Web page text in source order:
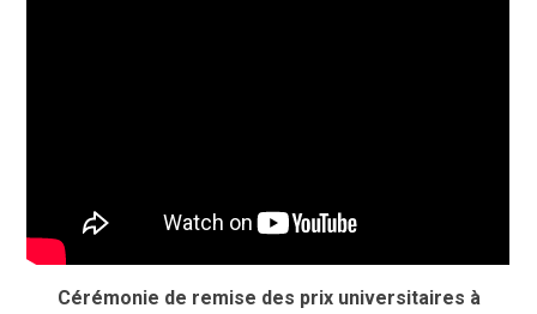
Cérémonie de remise des prix universitaires à